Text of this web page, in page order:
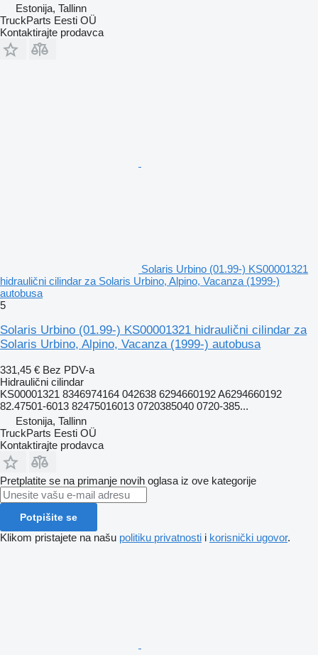
Estonija, Tallinn
TruckParts Eesti OÜ
Kontaktirajte prodavca
Solaris Urbino (01.99-) KS00001321
hidraulični cilindar za Solaris Urbino, Alpino, Vacanza (1999-)
autobusa
5
Solaris Urbino (01.99-) KS00001321 hidraulični cilindar za
Solaris Urbino, Alpino, Vacanza (1999-) autobusa
331,45 € Bez PDV-a
Hidraulični cilindar
KS00001321 8346974164 042638 6294660192 A6294660192
82.47501-6013 82475016013 0720385040 0720-385...
Estonija, Tallinn
TruckParts Eesti OÜ
Kontaktirajte prodavca
Pretplatite se na primanje novih oglasa iz ove kategorije
Potpišite se
Klikom pristajete na našu politiku privatnosti i korisnički ugovor.